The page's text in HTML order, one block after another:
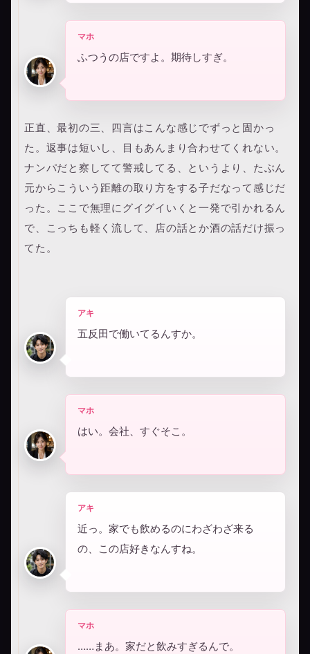
マホ
ふつうの店ですよ。期待しすぎ。
正直、最初の三、四言はこんな感じでずっと固かっ
た。返事は短いし、目もあんまり合わせてくれない。
ナンパだと察してて警戒してる、というより、たぶん
元からこういう距離の取り方をする子だなって感じだ
った。ここで無理にグイグイいくと一発で引かれるん
で、こっちも軽く流して、店の話とか酒の話だけ振っ
てた。
アキ
五反田で働いてるんすか。
マホ
はい。会社、すぐそこ。
アキ
近っ。家でも飲めるのにわざわざ来る
の、この店好きなんすね。
マホ
……まあ。家だと飲みすぎるんで。